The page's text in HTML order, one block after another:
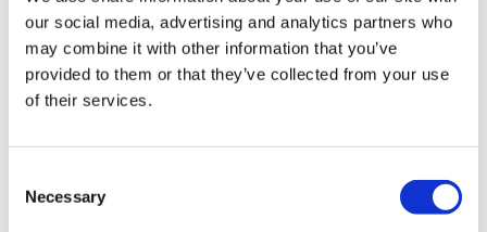
our social media, advertising and analytics partners who
may combine it with other information that you’ve
provided to them or that they’ve collected from your use
of their services.
Selection
Necessary
SmartLipo Veuillez vous renseigner
Liposculpture Veuillez vous renseigner
Lipofilling mammaire
Veuillez vous renseigner
Implants mammaires Mentor Veuillez vous renseigner
Lifting inférieur
Chirurgie Two Pack
Veuillez vous